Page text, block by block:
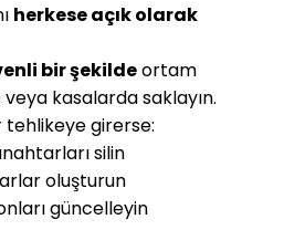
herkese açık olarak
bir şekildeortam
kasalarda saklayın.
girerse:
silin
oluşturun
güncelleyin